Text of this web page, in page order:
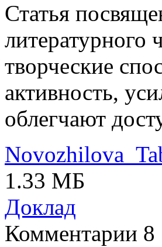
Статья
литературного
творческие
активность,
облегчают
1.33 МБ
Доклад
Комментарии 8